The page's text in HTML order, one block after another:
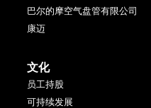
巴尔的摩空气盘管有限公司
康迈
文化
员工持股
可持续发展